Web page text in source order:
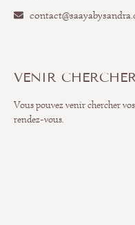
VENIR
Vous pouvez venir chercher
rendez-vous.